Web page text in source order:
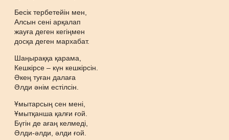
Бесік тербетейін мен,
Алсын сені арқалап
жауға деген кегіңмен
досқа деген мархабат.
Шаңыраққа қарама,
Кешкірсе – күн кешкірсін.
Әкең туған далаға
Әлди әнім естілсін.
Ұмытарсың сен мені,
Ұмытқанша қалғи ғой.
Бүгін де ағаң келмеді,
Әлди-әлди, әлди ғой.